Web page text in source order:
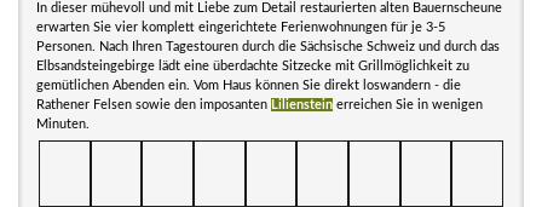
In dieser mühevoll und mit Liebe zum Detail restaurierten alten Bauernscheune
erwarten Sie vier komplett eingerichtete Ferienwohnungen für je 3-5
Personen. Nach Ihren Tagestouren durch die Sächsische Schweiz und durch das
Elbsandsteingebirge lädt eine überdachte Sitzecke mit Grillmöglichkeit zu
gemütlichen Abenden ein. Vom Haus können Sie direkt loswandern - die
Rathener Felsen sowie den imposanten Lilienstein erreichen Sie in wenigen
Minuten.